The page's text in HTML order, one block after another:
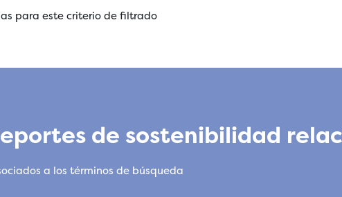
para este criterio de filtrado
de sostenibilidad
a los términos de búsqueda